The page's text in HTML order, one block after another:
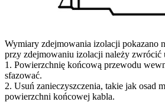
Wymiary zdejmowania izolacji pokazano
przy zdejmowaniu izolacji należy zwrócić
1. Powierzchnię końcową przewodu
sfazować.
2. Usuń zanieczyszczenia, takie jak osad
powierzchni końcowej kabla.